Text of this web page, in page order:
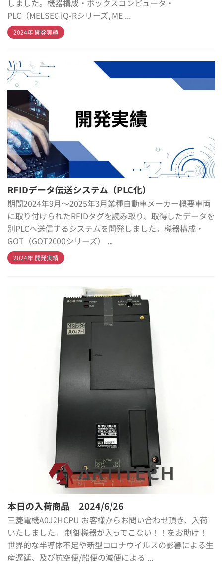
しました。機器構成・ボックスコンピュータ・
PLC（MELSEC iQ-Rシリーズ, ME ...
2024年 開発実績
RFIDデータ伝送システム（PLC化）
期間2024年9月～2025年3月業種自動車メーカー概要車両
に取り付けられたRFIDタグを読み取り、取得したデータを
別PLCへ送信するシステムを開発しました。機器構成・
GOT（GOT2000シリーズ） ...
2024年 開発実績
本日の入荷商品 2024/6/26
三菱電機A0J2HCPU お客様からお問い合わせ頂き、入荷
いたしました。 制御機器が入ってこない！！をお助け！
世界的な半導体不足や新型コロナウイルスの影響による生
産遅延、及び航空便/船便の減便による ...